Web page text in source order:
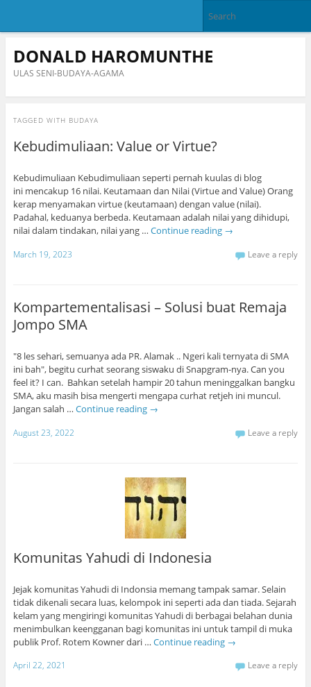
DONALD HAROMUNTHE
ULAS SENI-BUDAYA-AGAMA
TAGGED WITH BUDAYA
Kebudimuliaan: Value or Virtue?
Kebudimuliaan Kebudimuliaan seperti pernah kuulas di blog
ini mencakup 16 nilai. Keutamaan dan Nilai (Virtue and Value) Orang
kerap menyamakan virtue (keutamaan) dengan value (nilai).
Padahal, keduanya berbeda. Keutamaan adalah nilai yang dihidupi,
nilai dalam tindakan, nilai yang … Continue reading →
March 19, 2023 Leave a reply
Kompartementalisasi – Solusi buat Remaja
Jompo SMA
"8 les sehari, semuanya ada PR. Alamak .. Ngeri kali ternyata di SMA
ini bah", begitu curhat seorang siswaku di Snapgram-nya. Can you
feel it? I can. Bahkan setelah hampir 20 tahun meninggalkan bangku
SMA, aku masih bisa mengerti mengapa curhat retjeh ini muncul.
Jangan salah … Continue reading →
August 23, 2022 Leave a reply
Komunitas Yahudi di Indonesia
Jejak komunitas Yahudi di Indonsia memang tampak samar. Selain
tidak dikenali secara luas, kelompok ini seperti ada dan tiada. Sejarah
kelam yang mengiringi komunitas Yahudi di berbagai belahan dunia
menimbulkan keengganan bagi komunitas ini untuk tampil di muka
publik Prof. Rotem Kowner dari … Continue reading →
April 22, 2021 Leave a reply